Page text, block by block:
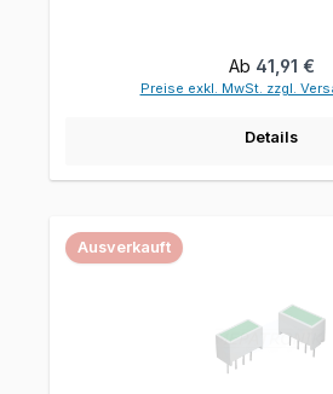
Regulärer
Ab 41,91 €
Preise exkl. MwSt. zzgl.
Details
Ausverkauft